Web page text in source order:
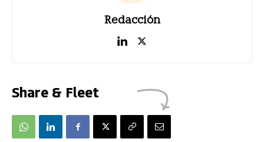
Redacción
Share & Fleet